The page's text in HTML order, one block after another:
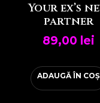
Your ex’s
partner
89,00 lei
ADAUGĂ ÎN COȘ